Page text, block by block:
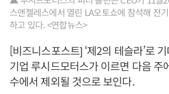
스앤젤레스에서 열린 LA오토쇼에 참석해 전
하고 있다. <연합뉴스>
[비즈니스포스트] ‘제2의 테슬라’로
기업 루시드모터스가 이르면 다음 주
수에서 제외될 것으로 보인다.